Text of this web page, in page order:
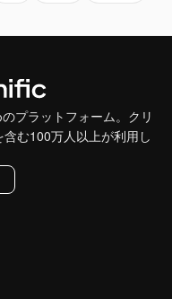
プラットフォーム。クリ
む100万人以上が利用し